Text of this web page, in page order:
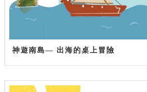
神遊南島— 出海的桌上冒險